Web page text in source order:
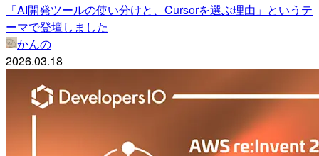
「AI開発ツールの使い分けと、Cursorを選ぶ理由」というテ
ーマで登壇しました
かんの
2026.03.18